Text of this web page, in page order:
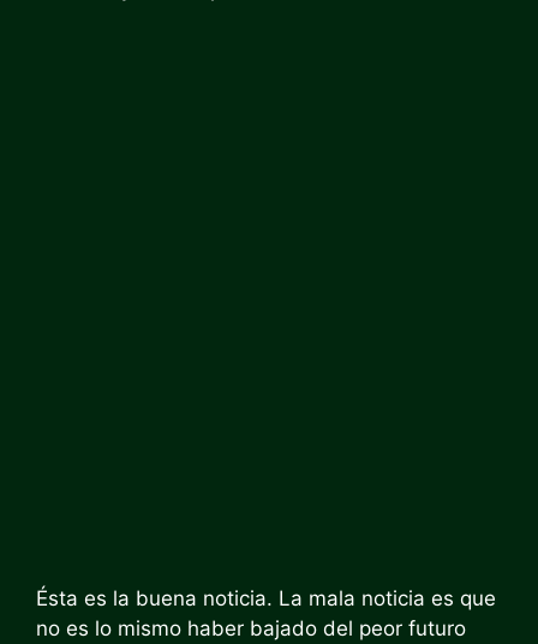
Ésta es la buena noticia. La mala noticia es que
no es lo mismo haber bajado del peor futuro